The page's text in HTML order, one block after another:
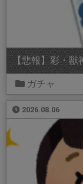
【悲報】彩・獣
ガチャ
2026.08.06